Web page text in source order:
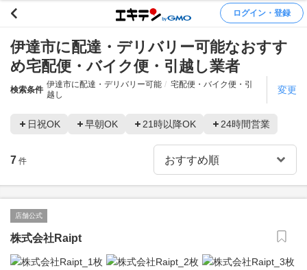
ログイン・登録
伊達市に配達・デリバリー可能なおすす
め宅配便・バイク便・引越し業者
検索条件
伊達市に配達・デリバリー可能
宅配便・バイク便・引
越し
変更
日祝OK 早朝OK 21時以降OK 24時間営業
7 件
店舗公式
株式会社Raipt